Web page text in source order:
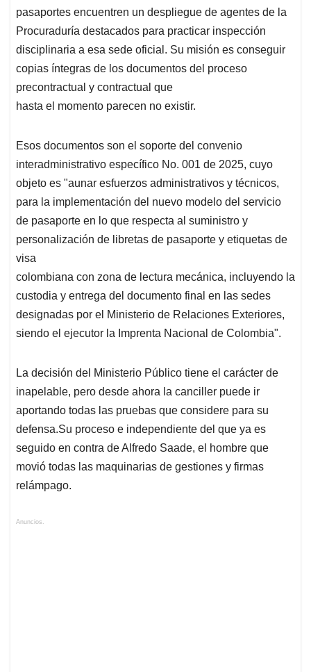
pasaportes encuentren un despliegue de agentes de la
Procuraduría destacados para practicar inspección
disciplinaria a esa sede oficial. Su misión es conseguir
copias íntegras de los documentos del proceso
precontractual y contractual que
hasta el momento parecen no existir.
Esos documentos son el soporte del convenio
interadministrativo específico No. 001 de 2025, cuyo
objeto es "aunar esfuerzos administrativos y técnicos,
para la implementación del nuevo modelo del servicio
de pasaporte en lo que respecta al suministro y
personalización de libretas de pasaporte y etiquetas de
visa
colombiana con zona de lectura mecánica, incluyendo la
custodia y entrega del documento final en las sedes
designadas por el Ministerio de Relaciones Exteriores,
siendo el ejecutor la Imprenta Nacional de Colombia".
La decisión del Ministerio Público tiene el carácter de
inapelable, pero desde ahora la canciller puede ir
aportando todas las pruebas que considere para su
defensa.Su proceso e independiente del que ya es
seguido en contra de Alfredo Saade, el hombre que
movió todas las maquinarias de gestiones y firmas
relámpago.
Anuncios.